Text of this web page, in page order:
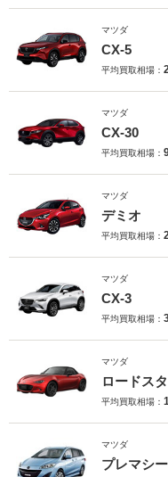
マツダ
CX-5
平均買取相場：
マツダ
CX-30
平均買取相場：
マツダ
デミオ
平均買取相場：
マツダ
CX-3
平均買取相場：
マツダ
ロードス
平均買取相場：
マツダ
プレマシー